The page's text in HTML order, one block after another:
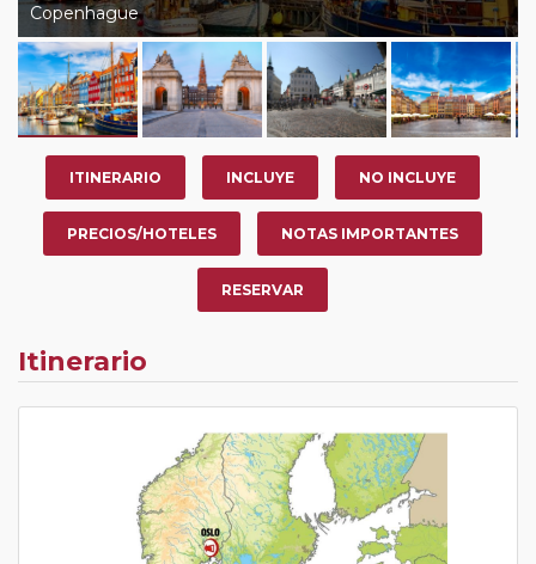
Copenhague
ITINERARIO INCLUYE NO INCLUYE
PRECIOS/HOTELES NOTAS IMPORTANTES
RESERVAR
Itinerario